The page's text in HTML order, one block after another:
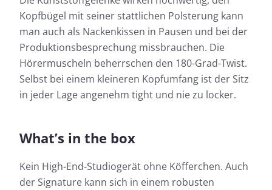
Kopfbügel mit seiner stattlichen Polsterung kann
man auch als Nackenkissen in Pausen und bei der
Produktionsbesprechung missbrauchen. Die
Hörermuscheln beherrschen den 180-Grad-Twist.
Selbst bei einem kleineren Kopfumfang ist der Sitz
in jeder Lage angenehm tight und nie zu locker.
What’s in the box
Kein High-End-Studiogerät ohne Köfferchen. Auch
der Signature kann sich in einem robusten